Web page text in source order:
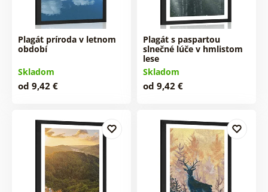
Plagát príroda v letnom
období
Skladom
od 9,42 €
Plagát s paspartou
slnečné lúče v hmlistom
lese
Skladom
od 9,42 €